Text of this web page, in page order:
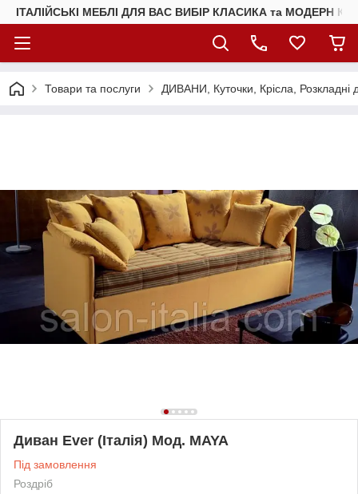
ІТАЛІЙСЬКІ МЕБЛІ ДЛЯ ВАС ВИБІР КЛАСИКА та МОДЕРН
Товари та послуги ДИВАНИ, Куточки, Крісла, Розкладні
Диван Ever (Італія) Мод. MAYA
Під замовлення
Роздріб